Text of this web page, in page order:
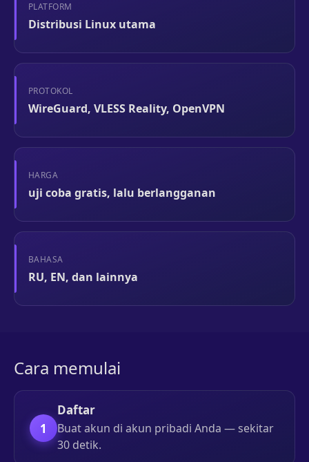
PLATFORM
Distribusi Linux utama
PROTOKOL
WireGuard, VLESS Reality, OpenVPN
HARGA
uji coba gratis, lalu berlangganan
BAHASA
RU, EN, dan lainnya
Cara memulai
1
Daftar
Buat akun di akun pribadi Anda — sekitar
30 detik.